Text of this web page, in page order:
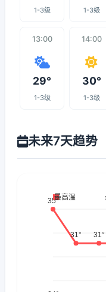
1-3级 1-3级
13:00
29°
1-3级
14:00
30°
1-3级
未来7天趋势